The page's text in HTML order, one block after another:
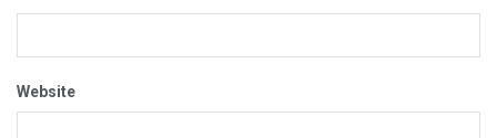
Website